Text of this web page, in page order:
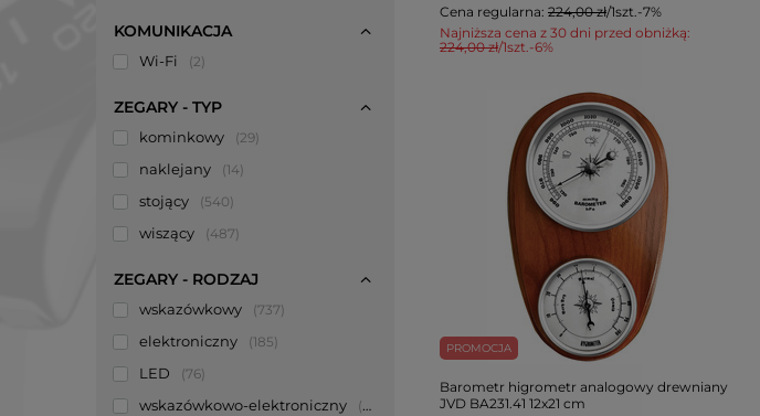
KOMUNIKACJA
Wi-Fi 2
ZEGARY - TYP
kominkowy 29
naklejany 14
stojący 540
wiszący 487
ZEGARY - RODZAJ
wskazówkowy 737
elektroniczny 185
LED 76
wskazówkowo-elektroniczny 6
Najniższa cena z 30 dni przed obniżką:
224,00 zł/1szt.-6%
Cena regularna: 224,00 zł/1szt.-7%
PROMOCJA
Barometr higrometr analogowy drewniany
JVD BA231.41 12x21 cm